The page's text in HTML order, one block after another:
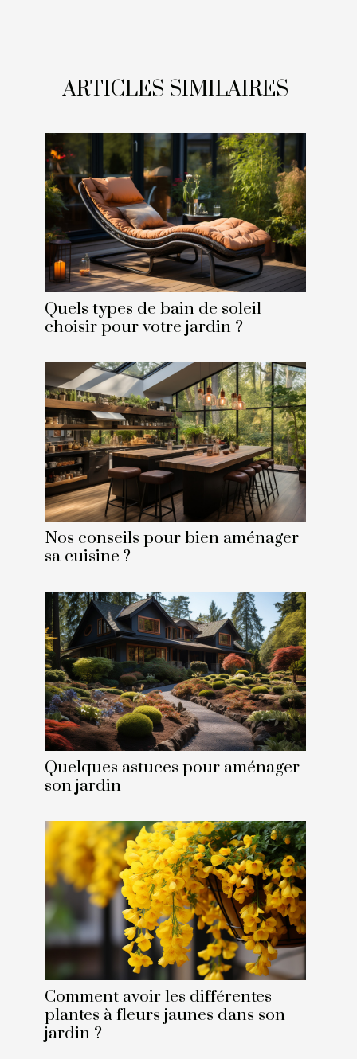
ARTICLES SIMILAIRES
Quels types de bain de soleil
choisir pour votre jardin ?
Nos conseils pour bien aménager
sa cuisine ?
Quelques astuces pour aménager
son jardin
Comment avoir les différentes
plantes à fleurs jaunes dans son
jardin ?